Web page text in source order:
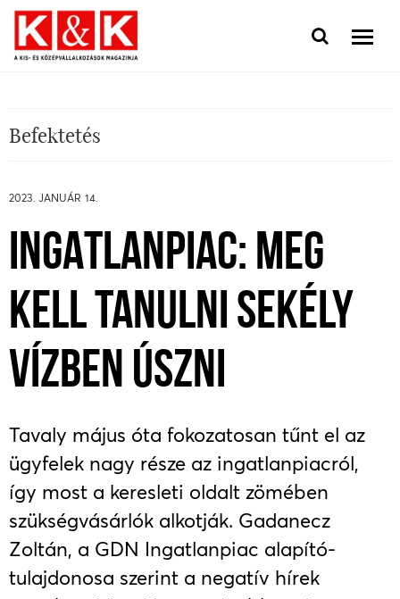
Befektetés
2023. JANUÁR 14.
INGATLANPIAC: MEG
KELL TANULNI SEKÉLY
VÍZBEN ÚSZNI
Tavaly május óta fokozatosan tűnt el az
ügyfelek nagy része az ingatlanpiacról,
így most a keresleti oldalt zömében
szükségvásárlók alkotják. Gadanecz
Zoltán, a GDN Ingatlanpiac alapító-
tulajdonosa szerint a negatív hírek